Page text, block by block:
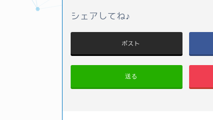
シェアしてね♪
ポスト
送る